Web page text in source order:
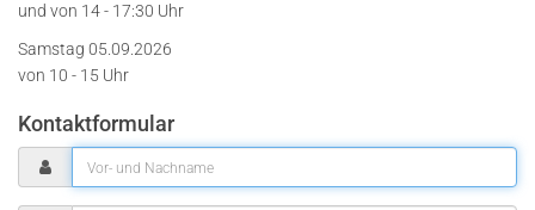
und von 14 - 17:30 Uhr
Samstag 05.09.2026
von 10 - 15 Uhr
Kontaktformular